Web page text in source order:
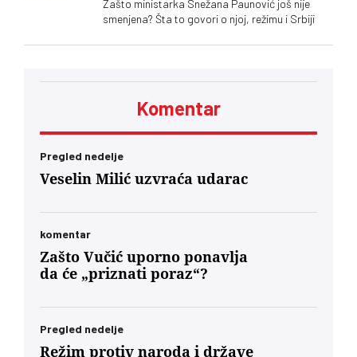
Zašto ministarka Snežana Paunović još nije
smenjena? Šta to govori o njoj, režimu i Srbiji
Komentar
Pregled nedelje
Veselin Milić uzvraća udarac
komentar
Zašto Vučić uporno ponavlja
da će „priznati poraz“?
Pregled nedelje
Režim protiv naroda i države